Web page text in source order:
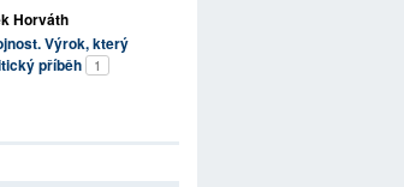
Horváth
Výrok, který
příběh
1